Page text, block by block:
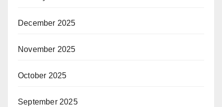
December 2025
November 2025
October 2025
September 2025